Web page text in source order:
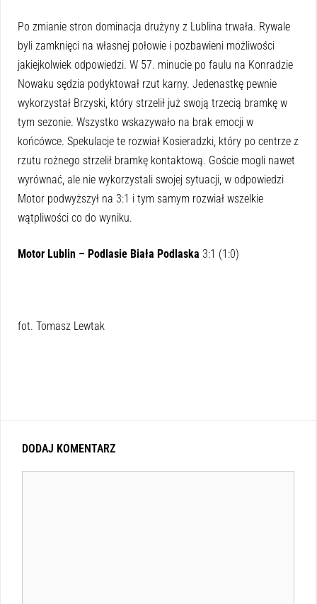
Po zmianie stron dominacja drużyny z Lublina trwała. Rywale
byli zamknięci na własnej połowie i pozbawieni możliwości
jakiejkolwiek odpowiedzi. W 57. minucie po faulu na Konradzie
Nowaku sędzia podyktował rzut karny. Jedenastkę pewnie
wykorzystał Brzyski, który strzelił już swoją trzecią bramkę w
tym sezonie. Wszystko wskazywało na brak emocji w
końcówce. Spekulacje te rozwiał Kosieradzki, który po centrze z
rzutu rożnego strzelił bramkę kontaktową. Goście mogli nawet
wyrównać, ale nie wykorzystali swojej sytuacji, w odpowiedzi
Motor podwyższył na 3:1 i tym samym rozwiał wszelkie
wątpliwości co do wyniku.
Motor Lublin – Podlasie Biała Podlaska 3:1 (1:0)
fot. Tomasz Lewtak
DODAJ KOMENTARZ